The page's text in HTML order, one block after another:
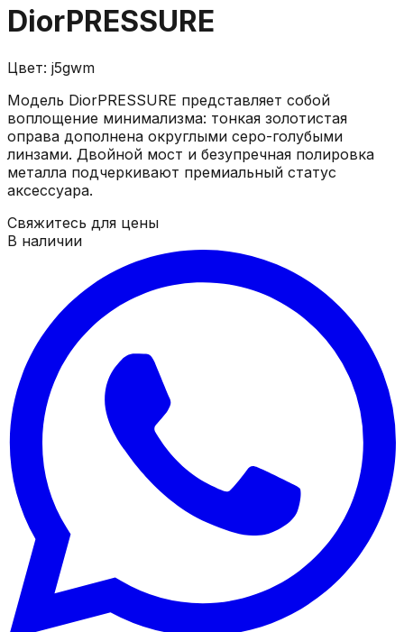
DiorPRESSURE
Цвет: j5gwm
Модель DiorPRESSURE представляет собой
воплощение минимализма: тонкая золотистая
оправа дополнена округлыми серо-голубыми
линзами. Двойной мост и безупречная полировка
металла подчеркивают премиальный статус
аксессуара.
Свяжитесь для цены
В наличии